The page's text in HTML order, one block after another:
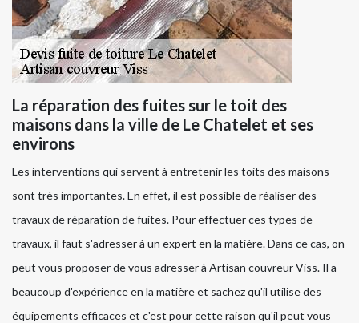
La réparation des fuites sur le toit des
maisons dans la ville de Le Chatelet et ses
environs
Les interventions qui servent à entretenir les toits des maisons
sont très importantes. En effet, il est possible de réaliser des
travaux de réparation de fuites. Pour effectuer ces types de
travaux, il faut s'adresser à un expert en la matière. Dans ce cas, on
peut vous proposer de vous adresser à Artisan couvreur Viss. Il a
beaucoup d'expérience en la matière et sachez qu'il utilise des
équipements efficaces et c'est pour cette raison qu'il peut vous